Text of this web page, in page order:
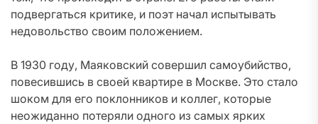
подвергаться критике, и поэт начал испытывать
недовольство своим положением.
В 1930 году, Маяковский совершил самоубийство,
повесившись в своей квартире в Москве. Это стало
шоком для его поклонников и коллег, которые
неожиданно потеряли одного из самых ярких